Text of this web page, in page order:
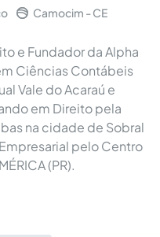
Camocim - CE
e Fundador da Alpha
Ciências Contábeis
Vale do Acaraú e
em Direito pela
na cidade de Sobral
pelo Centro
(PR).